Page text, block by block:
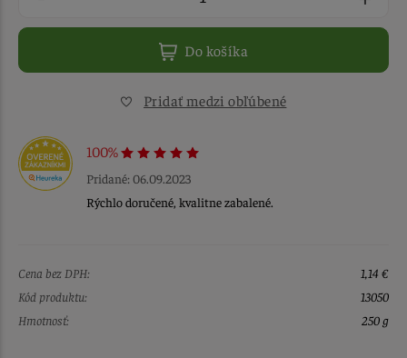
Do košíka
Pridať medzi obľúbené
100%
Pridané: 06.09.2023
Rýchlo doručené, kvalitne zabalené.
Cena bez DPH:
1,14 €
Kód produktu:
13050
Hmotnosť:
250 g